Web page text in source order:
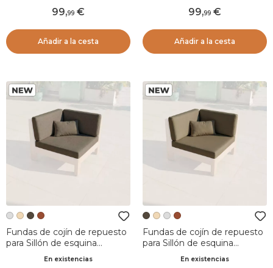
99,99
Añadir a la cesta
99,99
Añadir a la cesta
Fundas de cojín de repuesto
para Sillón de esquina
En existencias
Fundas de cojín de repuesto
para Sillón de esquina
En existencias